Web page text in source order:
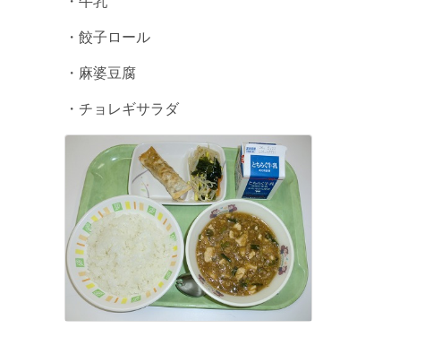
・餃子ロール
・麻婆豆腐
・チョレギサラダ